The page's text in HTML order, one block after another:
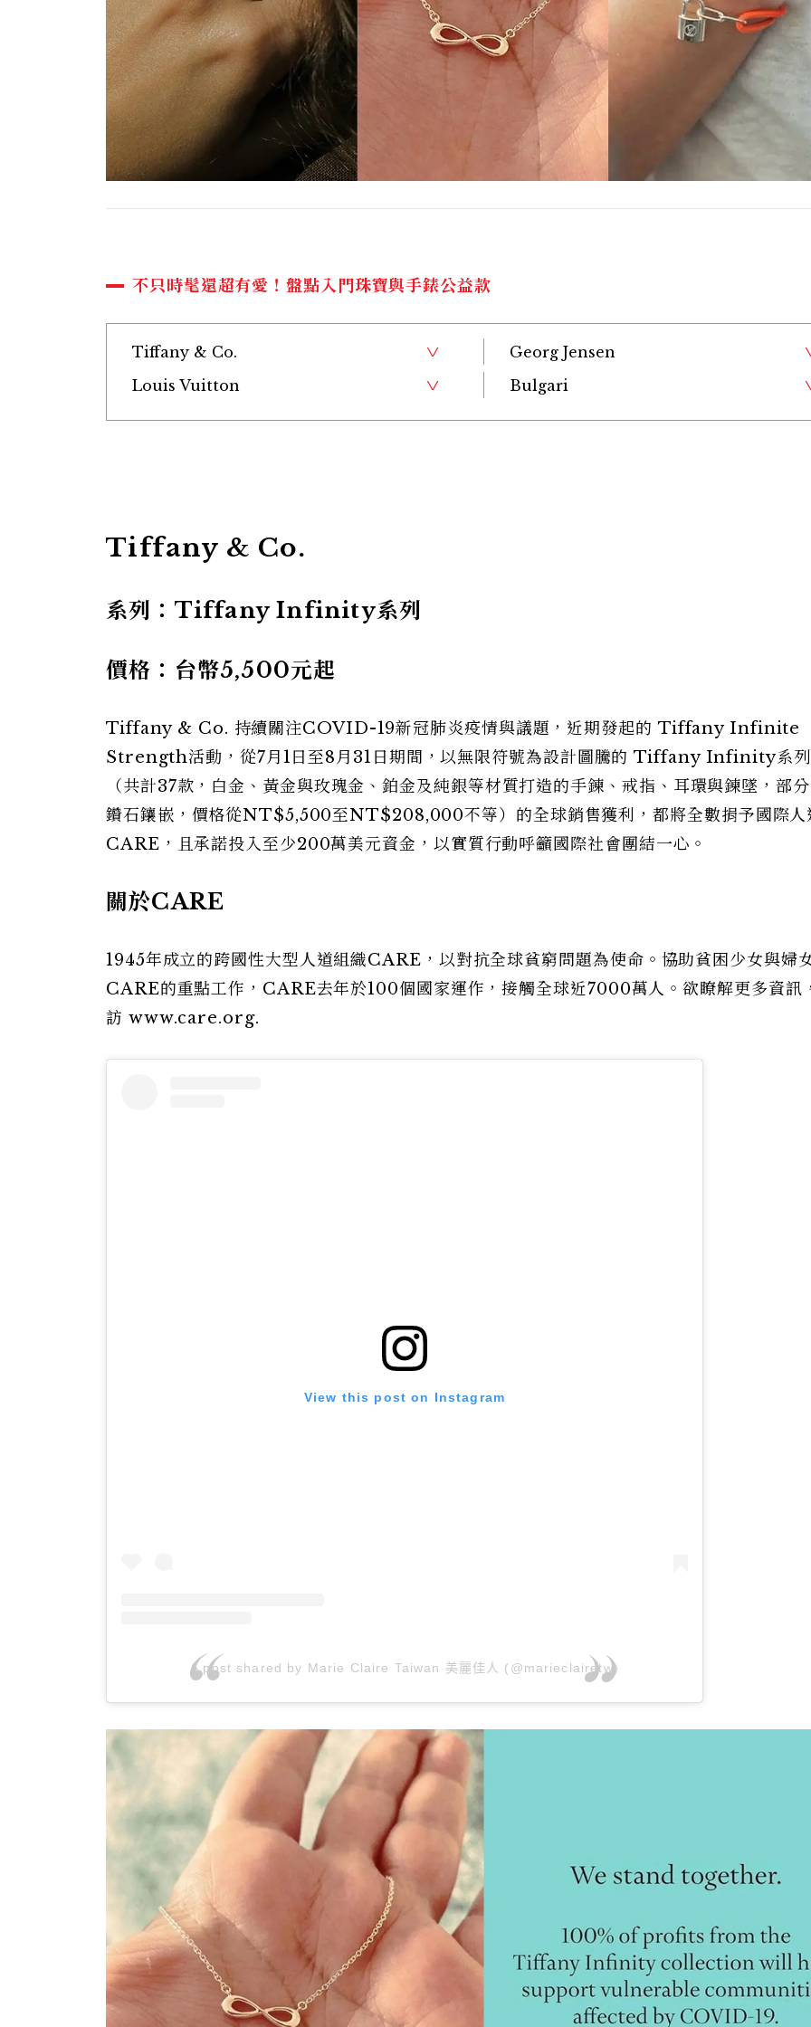
不只時髦還超有愛！盤點入門珠寶與手錶公益款
Tiffany & Co.
Georg Jensen
Louis Vuitton
Bulgari
Tiffany & Co.
系列：Tiffany Infinity系列
價格：台幣5,500元起
Tiffany & Co. 持續關注COVID-19新冠肺炎疫情與議題，近期發起的 Tiffany Infinite
Strength活動，從‪7月1日至8月31日期間，以無限符號為設計圖騰的 Tiffany Infinity系列
（共計37款，白金、黃金與玫瑰金、鉑金及純銀等材質打造的手鍊、戒指、耳環與鍊墜，部
鑽石鑲嵌，價格從NT$5,500至NT$208,000不等）的全球銷售獲利，都將全數捐予國際人
CARE，且承諾投入至少200萬美元資金，以實質行動呼籲國際社會團結一心。
關於CARE
1945年成立的跨國性大型人道組織CARE，以對抗全球貧窮問題為使命。協助貧困少女與婦
CARE的重點工作，CARE去年於100個國家運作，接觸全球近7000萬人。欲瞭解更多資訊
訪 www.care.org.
View this post on Instagram
A post shared by Marie Claire Taiwan 美麗佳人 (@marieclairetw)